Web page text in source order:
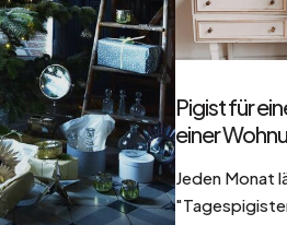
Pigist für
einer
Jeden Monat